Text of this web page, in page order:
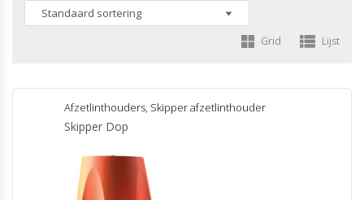
Grid Lijst
Afzetlinthouders, Skipper afzetlinthouder
Skipper Dop